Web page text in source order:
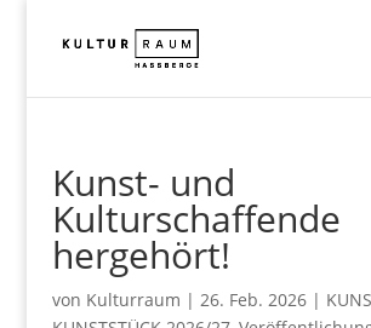
Kunst- und
Kulturschaffende
hergehört!
von Kulturraum | 26. Feb. 2026|